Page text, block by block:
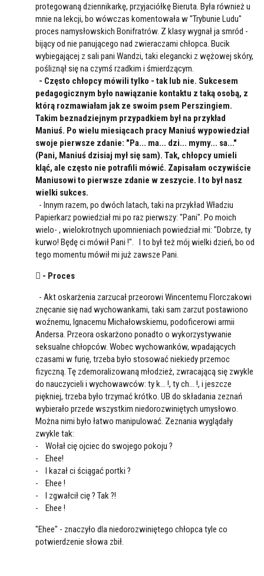
protegowaną dziennikarkę, przyjaciółkę Bieruta. Była również u
mnie na lekcji, bo wówczas komentowała w "Trybunie Ludu"
proces namysłowskich Bonifratrów. Z klasy wygnał ja smród -
bijący od nie panującego nad zwieraczami chłopca. Bucik
wybiegającej z sali pani Wandzi, taki elegancki z wężowej skóry,
pośliznął się na czymś rzadkim i śmierdzącym.
- Często chłopcy mówili tylko - tak lub nie. Sukcesem
pedagogicznym było nawiązanie kontaktu z taką osobą, z
którą rozmawiałam jak ze swoim psem Perszingiem.
Takim beznadziejnym przypadkiem był na przykład
Maniuś. Po wielu miesiącach pracy Maniuś wypowiedział
swoje pierwsze zdanie: "Pa... ma... dzi... mymy... sa..."
(Pani, Maniuś dzisiaj mył się sam). Tak, chłopcy umieli
kląć, ale często nie potrafili mówić. Zapisałam oczywiście
Maniusowi to pierwsze zdanie w zeszycie. I to był nasz
wielki sukces.
- Innym razem, po dwóch latach, taki na przykład Władziu
Papierkarz powiedział mi po raz pierwszy: "Pani". Po moich
wielo- , wielokrotnych upomnieniach powiedział mi: "Dobrze, ty
kurwo! Będę ci mówił Pani !". I to był też mój wielki dzień, bo od
tego momentu mówił mi już zawsze Pani.
 - Proces
- Akt oskarżenia zarzucał przeorowi Wincentemu Florczakowi
znęcanie się nad wychowankami, taki sam zarzut postawiono
woźnemu, Ignacemu Michałowskiemu, podoficerowi armii
Andersa. Przeora oskarżono ponadto o wykorzystywanie
seksualne chłopców. Wobec wychowanków, wpadających
czasami w furię, trzeba było stosować niekiedy przemoc
fizyczną. Tę zdemoralizowaną młodzież, zwracającą się zwykle
do nauczycieli i wychowawców: ty k... !, ty ch... !, i jeszcze
piękniej, trzeba było trzymać krótko. UB do składania zeznań
wybierało przede wszystkim niedorozwiniętych umysłowo.
Można nimi było łatwo manipulować. Zeznania wyglądały
zwykle tak:
- Wołał cię ojciec do swojego pokoju ?
- Ehee!
- I kazał ci ściągać portki ?
- Ehee !
- I zgwałcił cię ? Tak ?!
- Ehee !
"Ehee" - znaczyło dla niedorozwiniętego chłopca tyle co
potwierdzenie słowa zbił.